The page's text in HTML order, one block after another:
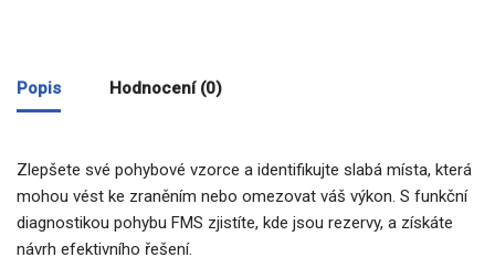
Popis Hodnocení (0)
Zlepšete své pohybové vzorce a identifikujte slabá místa, která
mohou vést ke zraněním nebo omezovat váš výkon. S funkční
diagnostikou pohybu FMS zjistíte, kde jsou rezervy, a získáte
návrh efektivního řešení.